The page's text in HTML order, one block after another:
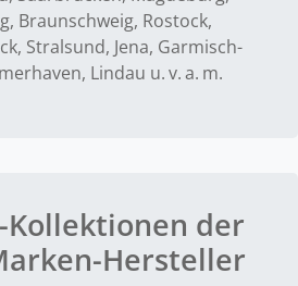
Braunschweig, Rostock,
Stralsund, Jena, Garmisch-
Lindau u. v. a. m.
Kollektionen der
Hersteller